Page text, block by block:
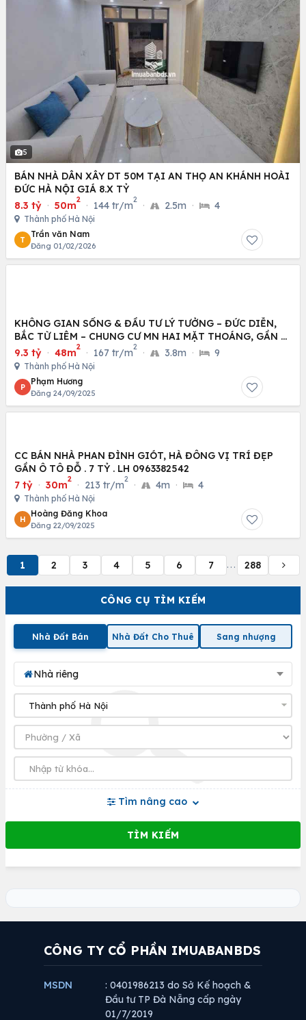
CÔNG CỤ TÌM KIẾM
Nhà Đất Bán Nhà Đất Cho Thuê Sang nhượng
Nhà riêng
Tìm nâng cao
5
BÁN NHÀ DÂN XÂY DT 50M TẠI AN THỌ AN KHÁNH HOÀI
ĐỨC HÀ NỘI GIÁ 8.X TỶ
8.3 tỷ · 50m
2
· 144 tr/m
2
· 2.5m · 4
Thành phố Hà Nội
T
Trần văn Nam
Đăng 01/02/2026
KHÔNG GIAN SỐNG & ĐẦU TƯ LÝ TƯỞNG – ĐỨC DIỄN,
BẮC TỪ LIÊM – CHUNG CƯ MN HAI MẶT THOÁNG, GẦN Ô
TÔ
9.3 tỷ · 48m
2
· 167 tr/m
2
· 3.8m · 9
Thành phố Hà Nội
P
Phạm Hương
Đăng 24/09/2025
CC BÁN NHÀ PHAN ĐÌNH GIÓT, HÀ ĐÔNG VỊ TRÍ ĐẸP
GẦN Ô TÔ ĐỖ . 7 TỶ . LH 0963382542
7 tỷ · 30m
2
· 213 tr/m
2
· 4m · 4
Thành phố Hà Nội
H
Hoàng Đăng Khoa
Đăng 22/09/2025
1 2 3 4 5 6 7 ... 288
CÔNG TY CỔ PHẦN IMUABANBDS
MSDN
: 0401986213 do Sở Kế hoạch &
Đầu tư TP Đà Nẵng cấp ngày
01/7/2019